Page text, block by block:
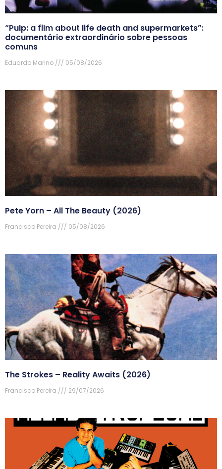
“Pulp: a film about life death and supermarkets”:
documentário extraordinário sobre pessoas
comuns
Eduardo Marino 05/08/2026
Pete Yorn – All The Beauty (2026)
Francisco Pereira 05/08/2026
The Strokes – Reality Awaits (2026)
Francisco Pereira 29/07/2026